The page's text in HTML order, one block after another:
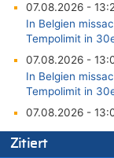
07.08.2026 -
In Belgien
Tempolimit in
07.08.2026 -
In Belgien
Tempolimit in
07.08.2026 -
In Belgien
Tempolimit in
Zitiert